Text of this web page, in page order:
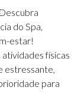
do Spa,
estar!
físicas
estressante,
para